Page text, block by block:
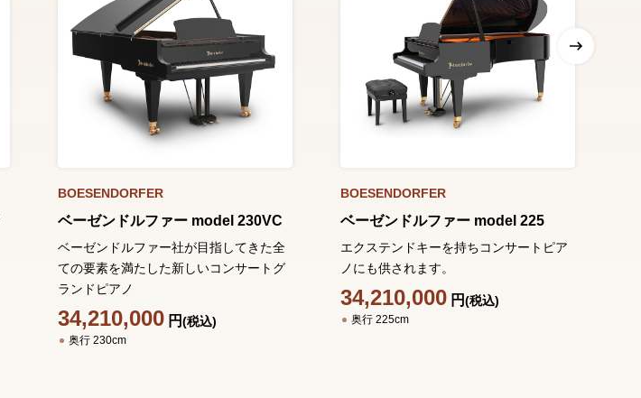
BOESENDORFER
ベーゼンドルファー model 230VC
ベーゼンドルファー社が目指してきた全
ての要素を満たした新しいコンサートグ
ランドピアノ
34,210,000 円(税込)
奥行 230cm
BOESENDORFER
ベーゼンドルファー model 225
エクステンドキーを持ちコンサートピア
ノにも供されます。
34,210,000 円(税込)
奥行 225cm